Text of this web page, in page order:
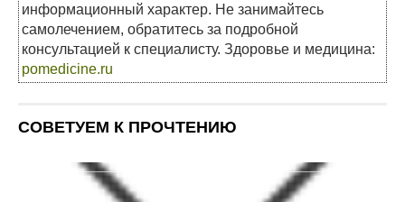
информационный характер. Не занимайтесь
самолечением, обратитесь за подробной
консультацией к специалисту. Здоровье и медицина:
pomedicine.ru
СОВЕТУЕМ К ПРОЧТЕНИЮ